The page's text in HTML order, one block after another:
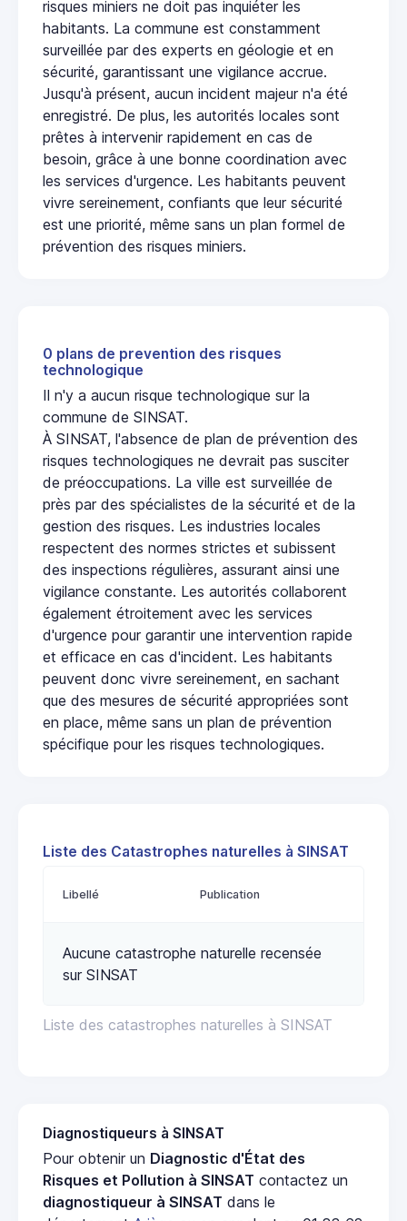
risques miniers ne doit pas inquiéter les
habitants. La commune est constamment
surveillée par des experts en géologie et en
sécurité, garantissant une vigilance accrue.
Jusqu'à présent, aucun incident majeur n'a été
enregistré. De plus, les autorités locales sont
prêtes à intervenir rapidement en cas de
besoin, grâce à une bonne coordination avec
les services d'urgence. Les habitants peuvent
vivre sereinement, confiants que leur sécurité
est une priorité, même sans un plan formel de
prévention des risques miniers.
0 plans de prevention des risques
technologique
Il n'y a aucun risque technologique sur la
commune de SINSAT.
À SINSAT, l'absence de plan de prévention des
risques technologiques ne devrait pas susciter
de préoccupations. La ville est surveillée de
près par des spécialistes de la sécurité et de la
gestion des risques. Les industries locales
respectent des normes strictes et subissent
des inspections régulières, assurant ainsi une
vigilance constante. Les autorités collaborent
également étroitement avec les services
d'urgence pour garantir une intervention rapide
et efficace en cas d'incident. Les habitants
peuvent donc vivre sereinement, en sachant
que des mesures de sécurité appropriées sont
en place, même sans un plan de prévention
spécifique pour les risques technologiques.
Liste des Catastrophes naturelles à SINSAT
Liste des catastrophes naturelles à SINSAT
Libellé Publication
Aucune catastrophe naturelle recensée
sur SINSAT
Diagnostiqueurs à SINSAT
Pour obtenir un Diagnostic d'État des
Risques et Pollution à SINSAT contactez un
diagnostiqueur à SINSAT dans le